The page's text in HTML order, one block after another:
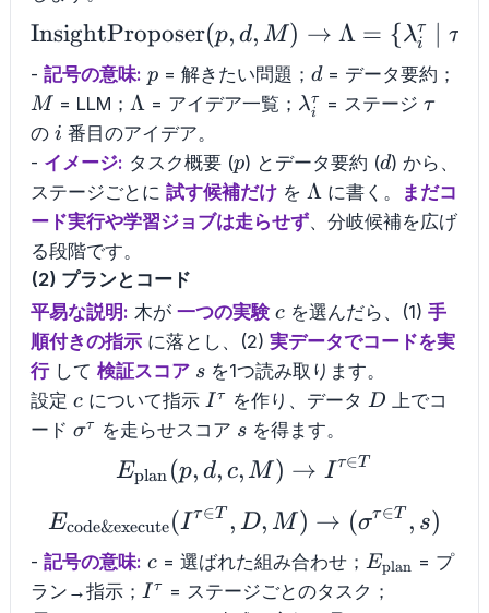
InsightProposer(p, d, M) → Λ = {λi
τ τ
- 記号の意味: p
p = 解きたい問題； d
d= データ要約；
M = LLM；\Lambda
Λ = アイデア一覧； \lambda_i^{\tau}
λi
τ = ステージ\tau
τ
の i
i 番目のアイデア。
- イメージ: タスク概要 (p
p) とデータ要約 (d
d) から、
ステージごとに 試す候補だけ を \Lambda
Λ に書く。
まだコ
ード実行や学習ジョブは走らせず、分岐候補を広げ
る段階です。
(2) プランとコード
平易な説明: 木が 一つの実験 c
c を選んだら、(1) 手
順付きの指示 に落とし、(2) 実データでコードを実
行して 検証スコア s
s を1つ読み取ります。
設定 c
c について指示 I^{\tau}
Iτ を作り、データ D
D 上でコ
ード \sigma^{\tau}
στ を走らせスコア s
sを得ます。
Eplan (p, d, c, M) → Iτ∈T
Ecode&execute(Iτ∈T , D, M) → (στ∈T , s)
- 記号の意味: c
c = 選ばれた組み合わせ； Eplan = プ
ラン→指示； I^{\tau}
Iτ = ステージごとのタスク；